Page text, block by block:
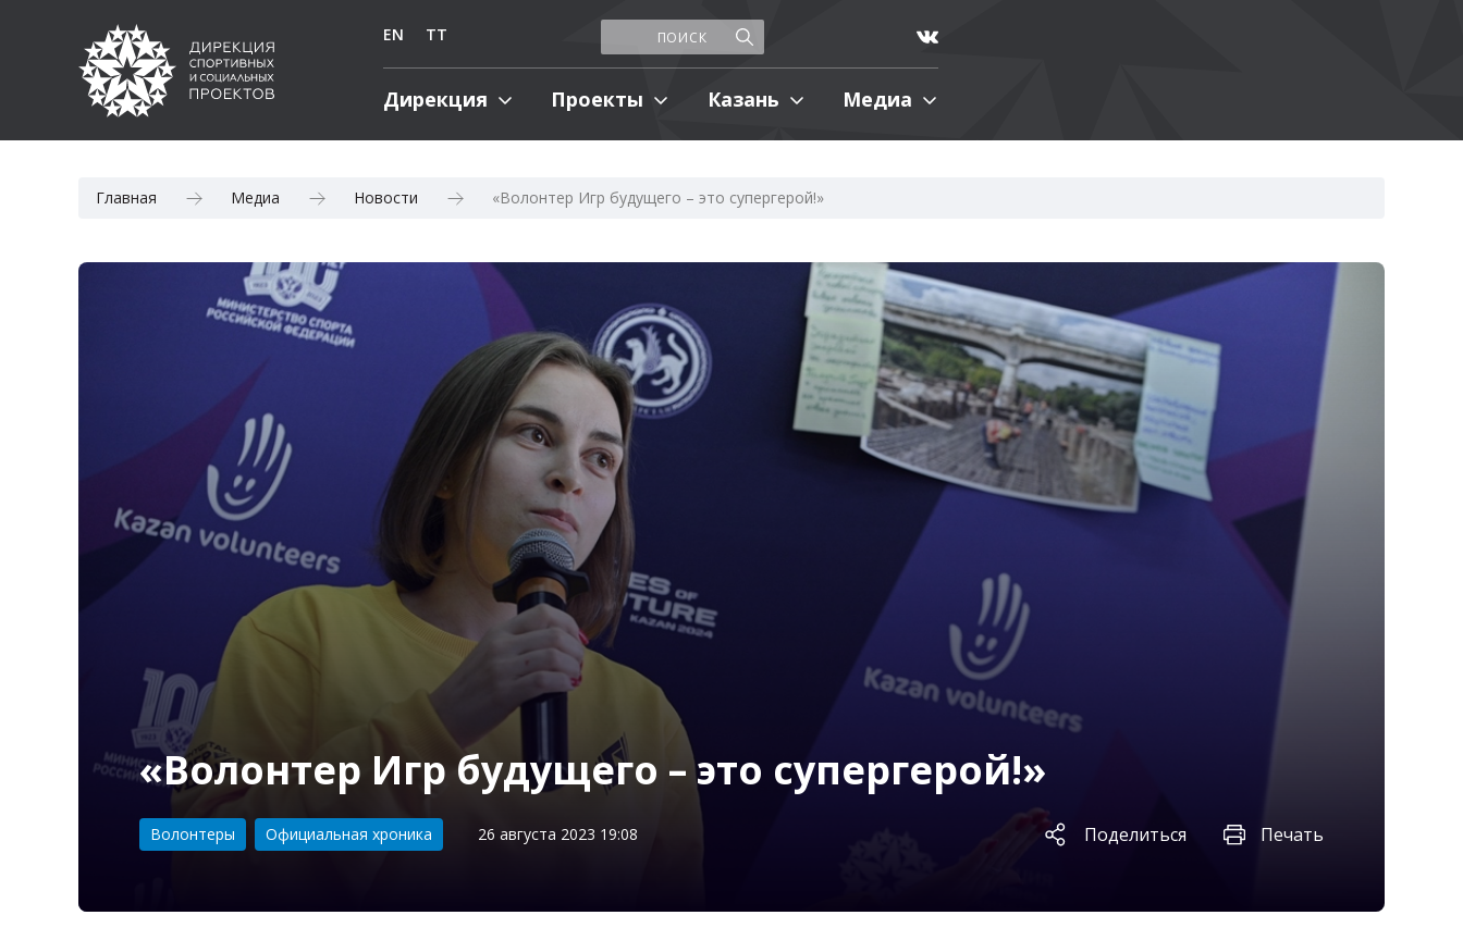
EN TT
Дирекция Проекты Казань Медиа
Главная Медиа Новости «Волонтер Игр будущего – это супергерой!»
«Волонтер Игр будущего – это супергерой!»
Категория:
Волонтеры Официальная хроника 26 августа 2023 19:08 Поделиться Печать